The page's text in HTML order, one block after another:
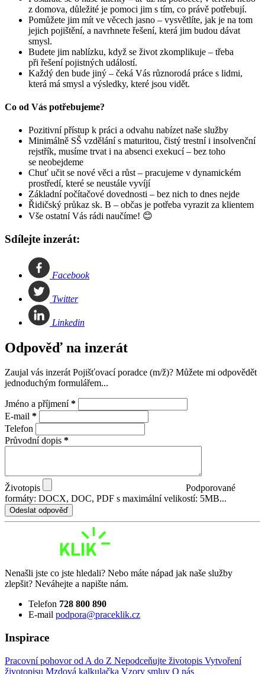
z domova, důležité je pomoci jim s tím, co právě potřebují.
Pomůžete jim mít ve věcech jasno – vysvětlíte, jak je na tom
jejich pojištění, a navrhnete řešení, která jim budou dávat
smysl.
Budete jim nablízku, když se život zkomplikuje – třeba
při řešení pojistných událostí.
Každý den bude jiný – čeká Vás různorodá práce s lidmi,
která má smysl a výsledky, které jsou vidět.
Co od Vás potřebujeme?
Pozitivní přístup k práci a odvahu nabízet naše služby
Minimálně SŠ vzdělání s maturitou, čistý trestní i insolvenční
rejstřík, musíme trvat i na absenci exekucí – bez toho
se neobejdeme
Chuť učit se nové věci a růst – pracujeme v dynamickém
prostředí, které se neustále vyvíjí
Základní počítačové dovednosti – bez nich to dnes nejde
Řidičský průkaz sk. B – občas je potřeba vyrazit za klientem
Vše ostatní Vás rádi naučíme! 😊
Sdílejte inzerát:
Facebook
Twitter
Linkedin
Odpověď na inzerát
Zaujal vás inzerát Pojišťovací poradce (m/ž)? Můžete mi odpovědět
jednoduchým formulářem...
Jméno a příjmení *
E-mail *
Telefon
Průvodní dopis *
Životopis
Podporované
formáty: DOCX, DOC, PDF s maximální velikostí: 5MB...
Odeslat odpověď
Nenašli jste co jste hledali? Nebo máte nápad jak naše služby
zlepšit? Neváhejte a napište nám.
Telefon 728 800 890
E-mail podpora@praceklik.cz
Inspirace
Pracovní pohovor od A do Z Nepodceňujte životopis Vytvoření
životopisu Mzdová kalkulačka Vzory smluv O nás